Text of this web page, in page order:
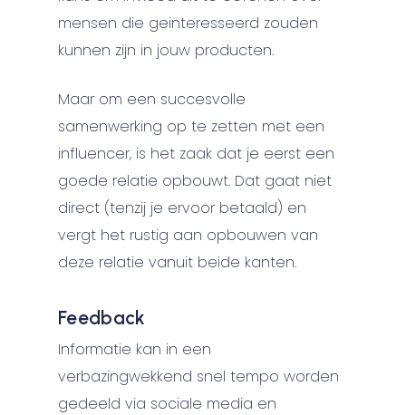
mensen die geinteresseerd zouden
kunnen zijn in jouw producten.
Maar om een succesvolle
samenwerking op te zetten met een
influencer, is het zaak dat je eerst een
goede relatie opbouwt. Dat gaat niet
direct (tenzij je ervoor betaald) en
vergt het rustig aan opbouwen van
deze relatie vanuit beide kanten.
Feedback
Informatie kan in een
verbazingwekkend snel tempo worden
gedeeld via sociale media en